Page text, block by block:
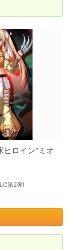
ロイン“ミオ
第2弾!